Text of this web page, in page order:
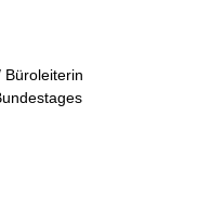
Büroleiterin